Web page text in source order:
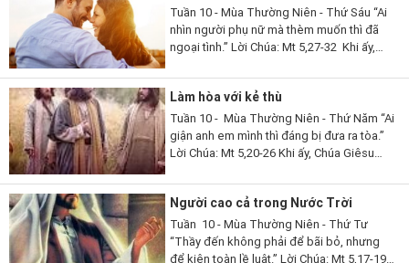
Tuần 10 - Mùa Thường Niên - Thứ Sáu “Ai
nhìn người phụ nữ mà thèm muốn thì đã
ngoại tình.” Lời Chúa: Mt 5,27-32 Khi ấy,
“Các con đã nghe dạy...
Làm hòa với kẻ thù
Tuần 10 - Mùa Thường Niên - Thứ Năm “Ai
giận anh em mình thì đáng bị đưa ra tòa.”
Lời Chúa: Mt 5,20-26 Khi ấy, Chúa Giêsu
không công chính...
Người cao cả trong Nước Trời
Tuần 10 - Mùa Thường Niên - Thứ Tư
“Thầy đến không phải để bãi bỏ, nhưng
để kiện toàn lề luật.” Lời Chúa: Mt 5,17-19